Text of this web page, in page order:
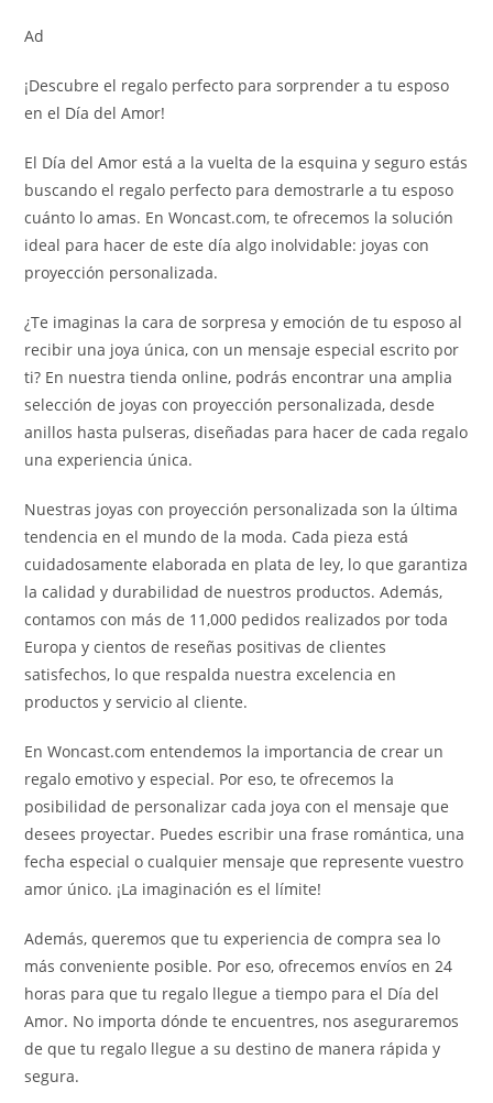
Ad
¡Descubre el regalo perfecto para sorprender a tu esposo
en el Día del Amor!
El Día del Amor está a la vuelta de la esquina y seguro estás
buscando el regalo perfecto para demostrarle a tu esposo
cuánto lo amas. En Woncast.com, te ofrecemos la solución
ideal para hacer de este día algo inolvidable: joyas con
proyección personalizada.
¿Te imaginas la cara de sorpresa y emoción de tu esposo al
recibir una joya única, con un mensaje especial escrito por
ti? En nuestra tienda online, podrás encontrar una amplia
selección de joyas con proyección personalizada, desde
anillos hasta pulseras, diseñadas para hacer de cada regalo
una experiencia única.
Nuestras joyas con proyección personalizada son la última
tendencia en el mundo de la moda. Cada pieza está
cuidadosamente elaborada en plata de ley, lo que garantiza
la calidad y durabilidad de nuestros productos. Además,
contamos con más de 11,000 pedidos realizados por toda
Europa y cientos de reseñas positivas de clientes
satisfechos, lo que respalda nuestra excelencia en
productos y servicio al cliente.
En Woncast.com entendemos la importancia de crear un
regalo emotivo y especial. Por eso, te ofrecemos la
posibilidad de personalizar cada joya con el mensaje que
desees proyectar. Puedes escribir una frase romántica, una
fecha especial o cualquier mensaje que represente vuestro
amor único. ¡La imaginación es el límite!
Además, queremos que tu experiencia de compra sea lo
más conveniente posible. Por eso, ofrecemos envíos en 24
horas para que tu regalo llegue a tiempo para el Día del
Amor. No importa dónde te encuentres, nos aseguraremos
de que tu regalo llegue a su destino de manera rápida y
segura.